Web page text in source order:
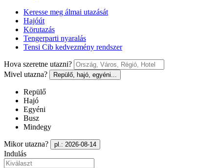
Keresse meg álmai utazását
Hajóút
Körutazás
Tengerparti nyaralás
Tensi Cib kedvezmény rendszer
Hova szeretne utazni?
Mivel utazna?
Repülő, hajó, egyéni...
Repülő
Hajó
Egyéni
Busz
Mindegy
Mikor utazna? pl.: 2026-08-14
Indulás